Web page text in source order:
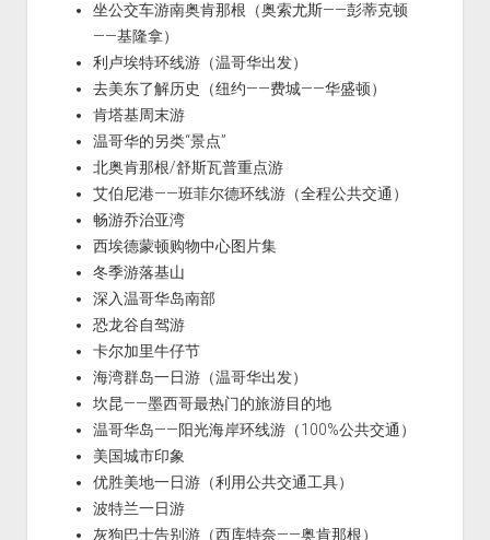
坐公交车游南奥肯那根（奥索尤斯——彭蒂克顿
——基隆拿）
利卢埃特环线游（温哥华出发）
去美东了解历史（纽约——费城——华盛顿）
肯塔基周末游
温哥华的另类“景点”
北奥肯那根/舒斯瓦普重点游
艾伯尼港——班菲尔德环线游（全程公共交通）
畅游乔治亚湾
西埃德蒙顿购物中心图片集
冬季游落基山
深入温哥华岛南部
恐龙谷自驾游
卡尔加里牛仔节
海湾群岛一日游（温哥华出发）
坎昆——墨西哥最热门的旅游目的地
温哥华岛——阳光海岸环线游（100%公共交通）
美国城市印象
优胜美地一日游（利用公共交通工具）
波特兰一日游
灰狗巴士告别游（西库特奈——奥肯那根）